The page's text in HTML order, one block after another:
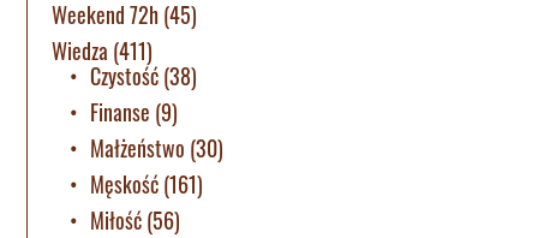
Weekend 72h(45)
Wiedza (411)
Czystość(38)
Finanse (9)
Małżeństwo (30)
Męskość(161)
Miłość(56)